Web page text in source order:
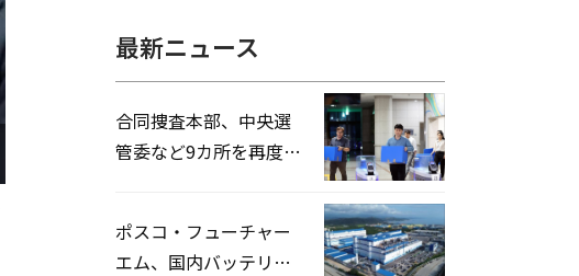
最新ニュース
合同捜査本部、中央選
管委など9カ所を再度家
ポスコ・フューチャー
エム、国内バッテリー